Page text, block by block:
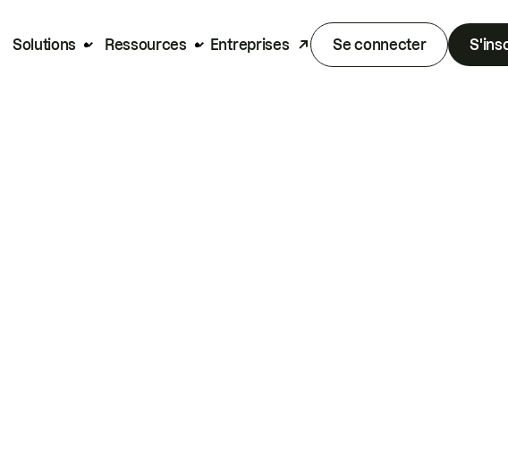
Solutions Ressources Entreprises Se connecter